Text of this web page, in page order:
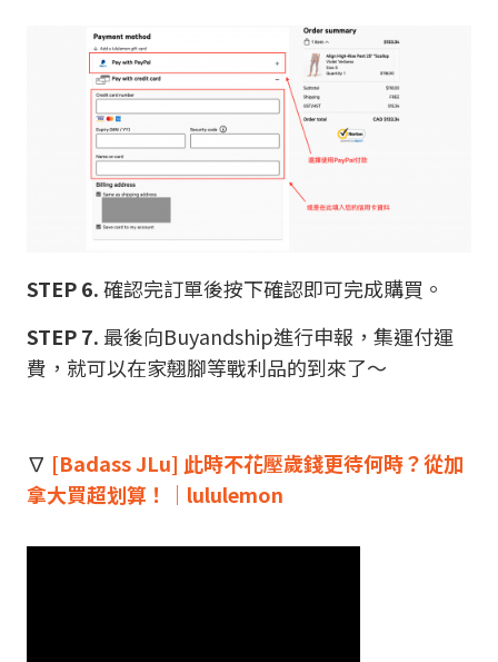
STEP 6.確認完訂單後按下確認即可完成購買。
STEP 7. 最後向Buyandship進行申報，集運付運
費，就可以在家翹腳等戰利品的到來了～
∇ [Badass JLu] 此時不花壓歲錢更待何時？從加
拿大買超划算！｜lululemon